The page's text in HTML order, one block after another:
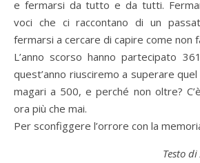
e fermarsi da tutto e da tutti.
voci che ci raccontano di un
fermarsi a cercare di capire come non
L’anno scorso hanno partecipato
quest’anno riusciremo a superare
magari a 500, e perché non oltre?
ora più che mai.
Per sconfiggere l’orrore con la
Testo